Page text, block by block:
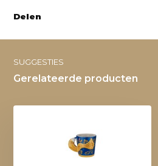
Delen
SUGGESTIES
Gerelateerde producten